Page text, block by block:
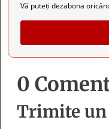
Vă puteți dezabona
0
Trimite